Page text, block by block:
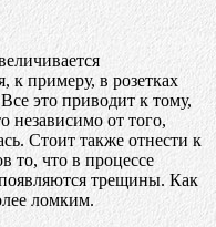
к примеру, в розетках
это приводит к тому,
независимо от того,
Стоит также отнести к
то, что в процессе
трещины. Как
ломким.